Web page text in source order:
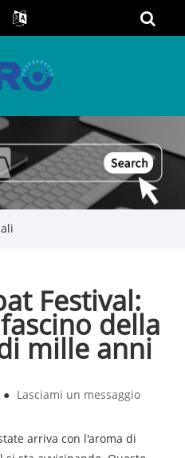
Festival:
della
mille anni
● Lasciami un messaggio
arriva con l'aroma di